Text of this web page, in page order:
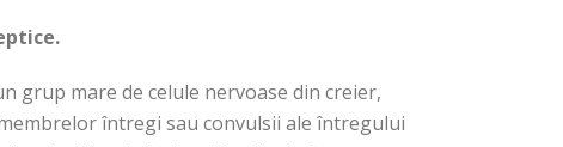
grup mare de celule nervoase din creier,
întregi sau convulsii ale întregului